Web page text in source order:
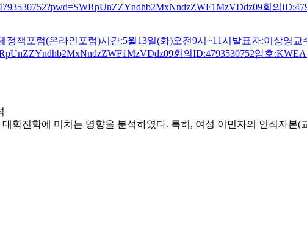
회의
정책포럼(온라인포럼)시간:5월13일(화)오전9시~11시발표자:이상영
회의ID:4793530752암호:KWEA
학진학에 미치는 영향을 분석하였다. 특히, 여성 이민자의 인적자본